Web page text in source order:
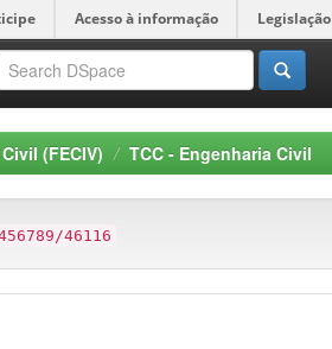
Acesso à informação Legislação
(FECIV) TCC - Engenharia Civil
46116